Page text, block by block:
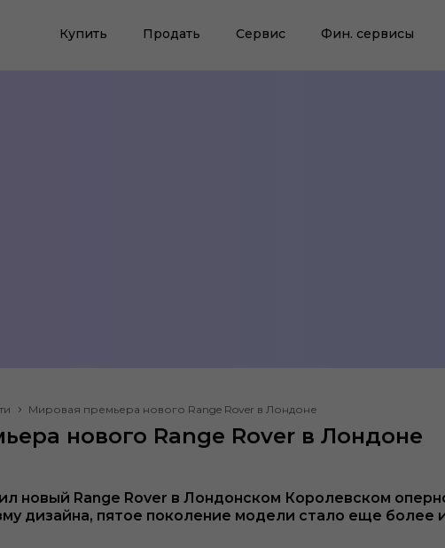
Купить Продать Сервис Фин. сервисы
Мировая премьера нового Range Rover в Лондоне
нового Range Rover в Лондоне
новый Range Rover в Лондонском Королевском
дизайна, пятое поколение модели стало еще